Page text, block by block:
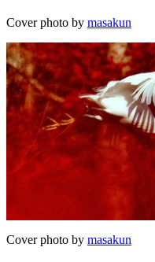
Cover photo by masakun
Cover photo by masakun